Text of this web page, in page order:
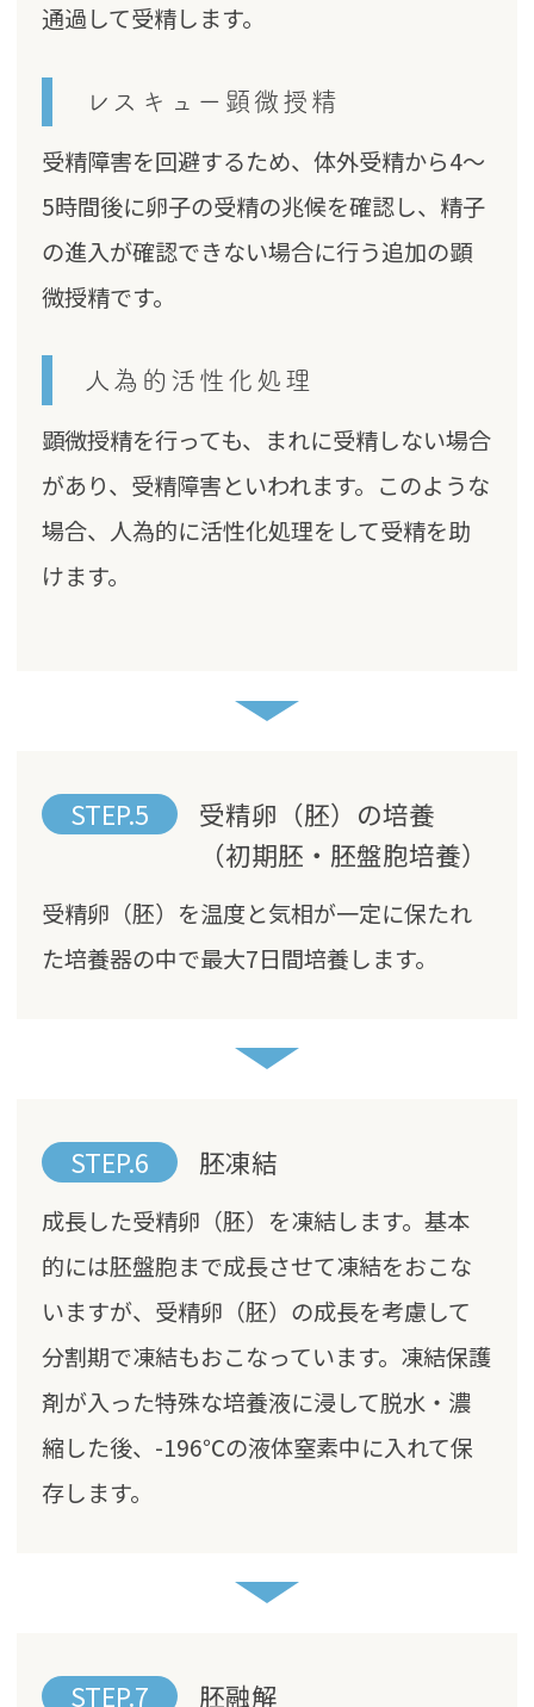
通過して受精します。
レスキュー顕微授精
受精障害を回避するため、体外受精から4〜
5時間後に卵子の受精の兆候を確認し、精子
の進入が確認できない場合に行う追加の顕
微授精です。
人為的活性化処理
顕微授精を行っても、まれに受精しない場合
があり、受精障害といわれます。このような
場合、人為的に活性化処理をして受精を助
けます。
STEP.5
受精卵（胚）の培養
（初期胚・胚盤胞培養）
受精卵（胚）を温度と気相が一定に保たれ
た培養器の中で最大7日間培養します。
STEP.6 胚凍結
成長した受精卵（胚）を凍結します。基本
的には胚盤胞まで成長させて凍結をおこな
いますが、受精卵（胚）の成長を考慮して
分割期で凍結もおこなっています。凍結保護
剤が入った特殊な培養液に浸して脱水・濃
縮した後、-196℃の液体窒素中に入れて保
存します。
STEP.7 胚融解